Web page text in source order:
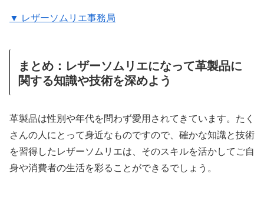
▼ レザーソムリエ事務局
まとめ：レザーソムリエになって革製品に
関する知識や技術を深めよう
革製品は性別や年代を問わず愛用されてきています。たく
さんの人にとって身近なものですので、確かな知識と技術
を習得したレザーソムリエは、そのスキルを活かしてご自
身や消費者の生活を彩ることができるでしょう。